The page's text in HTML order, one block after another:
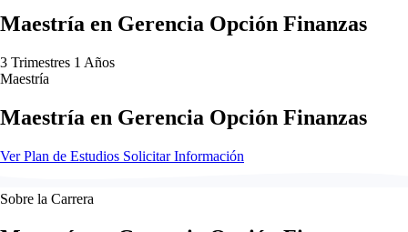
Maestría en Gerencia Opción Finanzas
3 Trimestres 1 Años
Maestría
Maestría en Gerencia Opción Finanzas
Ver Plan de Estudios Solicitar Información
Sobre la Carrera